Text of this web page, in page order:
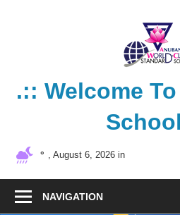
.:: Welcome
โรงเรียน
สากล
° , August 6, 2026 in
NAVIGATION